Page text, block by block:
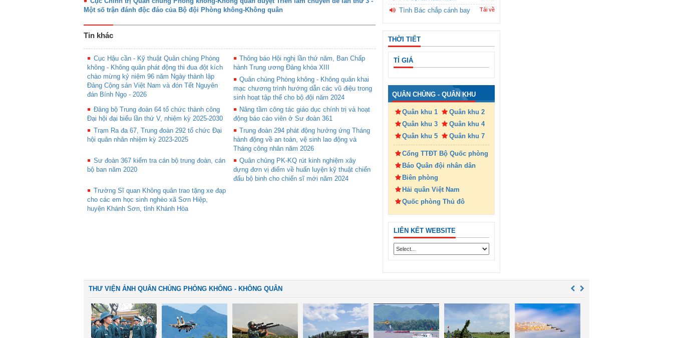
Một số trận đánh độc đáo của Bộ đội Phòng không-Không quân
Tin khác
Cục Hậu cần - Kỹ thuật Quân chủng Phòng
không - Không quân phát động thi đua đột kích
chào mừng kỷ niệm 96 năm Ngày thành lập
Đảng Cộng sản Việt Nam và đón Tết Nguyên
đán Bính Ngọ - 2026
Thông báo Hội nghị lần thứ năm, Ban Chấp
hành Trung ương Đảng khóa XIII
Quân chủng Phòng không - Không quân khai
mạc chương trình hướng dẫn các vũ điệu trong
sinh hoạt tập thể cho bộ đội năm 2024
Đảng bộ Trung đoàn 64 tổ chức thành công
Đại hội đại biểu lần thứ V, nhiệm kỳ 2025-2030
Nâng tầm công tác giáo dục chính trị và hoạt
động báo cáo viên ở Sư đoàn 361
Trạm Ra đa 67, Trung đoàn 292 tổ chức Đại
hội quân nhân nhiệm kỳ 2023-2025
Trung đoàn 294 phát động hưởng ứng Tháng
hành động về an toàn, vệ sinh lao động và
Tháng công nhân năm 2026
Sư đoàn 367 kiểm tra cán bộ trung đoàn, cán
bộ ban năm 2020
Quân chủng PK-KQ rút kinh nghiệm xây
dựng đơn vị điểm về huấn luyện kỹ thuật chiến
đấu bộ binh cho chiến sĩ mới năm 2024
Trường Sĩ quan Không quân trao tặng xe đạp
cho các em học sinh nghèo xã Sơn Hiệp,
huyện Khánh Sơn, tỉnh Khánh Hòa
Tình Bác chắp cánh bay Tải về
THỜI TIẾT
TỈ GIÁ
QUÂN CHỦNG - QUÂN KHU
Quân khu 1
Quân khu 2
Quân khu 3
Quân khu 4
Quân khu 5
Quân khu 7
Cổng TTĐT Bộ Quốc phòng
Báo Quân đội nhân dân
Biên phòng
Hải quân Việt Nam
Quốc phòng Thủ đô
LIÊN KẾT WEBSITE
THƯ VIỆN ẢNH QUÂN CHỦNG PHÒNG KHÔNG - KHÔNG QUÂN